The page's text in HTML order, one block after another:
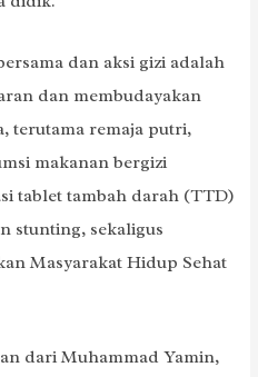
dan aksi gizi adalah
dan membudayakan
terutama remaja putri,
makanan bergizi
tablet tambah darah (TTD)
stunting, sekaligus
Masyarakat Hidup Sehat
dari Muhammad Yamin,